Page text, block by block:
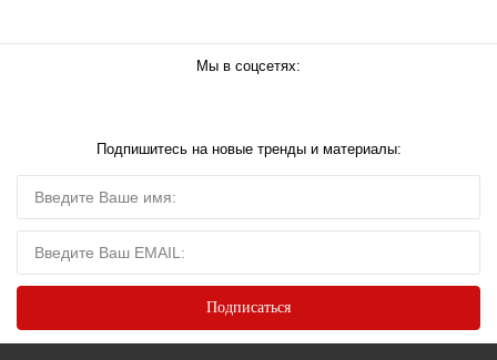
Мы в соцсетях:
Подпишитесь на новые тренды и материалы: